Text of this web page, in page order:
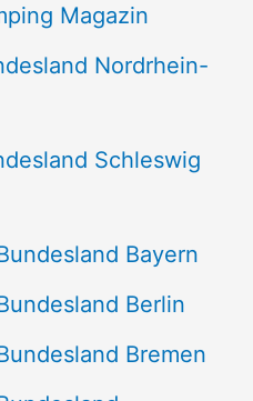
Magazin
Nordrhein-
Schleswig
Bayern
Berlin
Bremen